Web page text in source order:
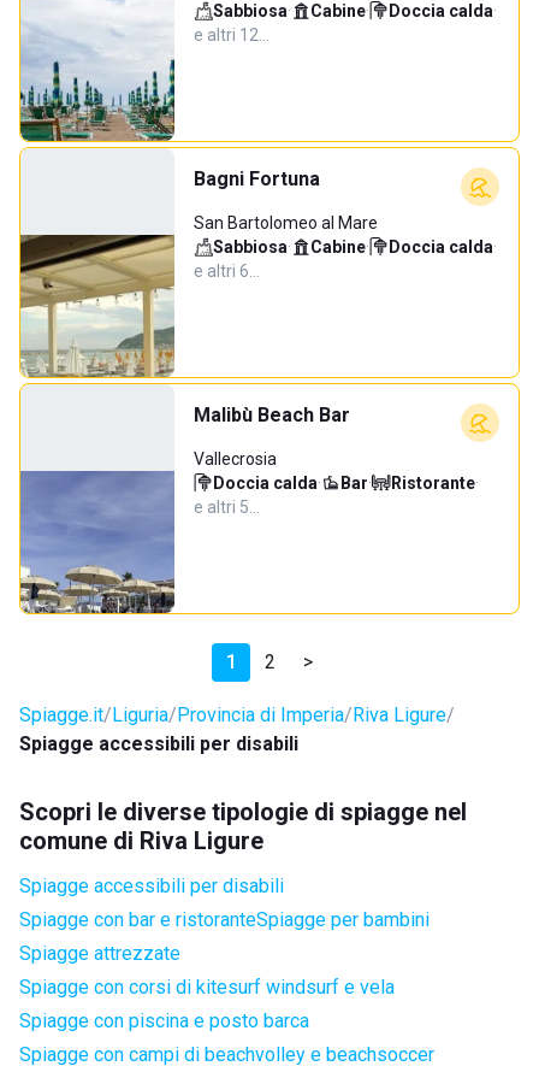
Sabbiosa· Cabine· Doccia calda·
e altri 12…
Bagni Fortuna
San Bartolomeo al Mare
Sabbiosa· Cabine· Doccia calda·
e altri 6…
Malibù Beach Bar
Vallecrosia
Doccia calda· Bar· Ristorante·
e altri 5…
1 2 >
Spiagge.it Liguria Provincia di Imperia Riva Ligure
Spiagge accessibili per disabili
Scopri le diverse tipologie di spiagge nel
comune di Riva Ligure
Spiagge accessibili per disabili
Spiagge con bar e ristoranteSpiagge per bambini
Spiagge attrezzate
Spiagge con corsi di kitesurf windsurf e vela
Spiagge con piscina e posto barca
Spiagge con campi di beachvolley e beachsoccer